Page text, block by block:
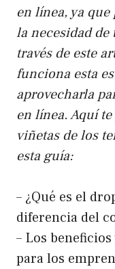
en línea, ya
la necesidad
través de este
funciona esta
aprovecharla
en línea. Aquí
viñetas de los
esta guía:
– ¿Qué es el
diferencia del
– Los
para los